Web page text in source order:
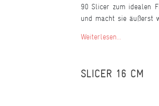
90 Slicer zum idealen
und macht sie äußerst
Weiterlesen...
SLICER 16 CM